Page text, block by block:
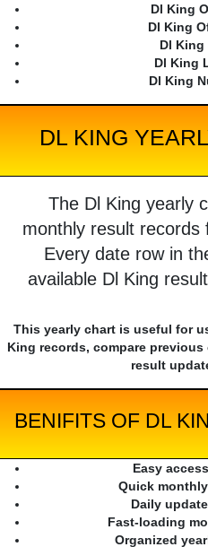
Dl King
Dl King
Dl King
Dl King
Dl King
DL KING
The Dl King yearly
monthly result records
Every date row in
available Dl King
This yearly chart is useful for
King records, compare
result
BENIFITS OF DL
Easy
Quick
Daily
Fast-loading
Organized